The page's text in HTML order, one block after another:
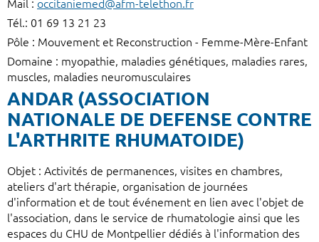
Mail : occitaniemed@afm-telethon.fr
Tél.: 01 69 13 21 23
Pôle : Mouvement et Reconstruction - Femme-Mère-Enfant
Domaine : myopathie, maladies génétiques, maladies rares,
muscles, maladies neuromusculaires
ANDAR (ASSOCIATION
NATIONALE DE DEFENSE CONTRE
L'ARTHRITE RHUMATOIDE)
Objet : Activités de permanences, visites en chambres,
ateliers d'art thérapie, organisation de journées
d'information et de tout événement en lien avec l'objet de
l'association, dans le service de rhumatologie ainsi que les
espaces du CHU de Montpellier dédiés à l'information des